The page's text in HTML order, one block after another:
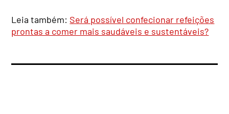
Leia também: Será possível confecionar refeições
prontas a comer mais saudáveis e sustentáveis?